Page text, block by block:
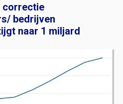
correctie
bedrijven
naar 1 miljard